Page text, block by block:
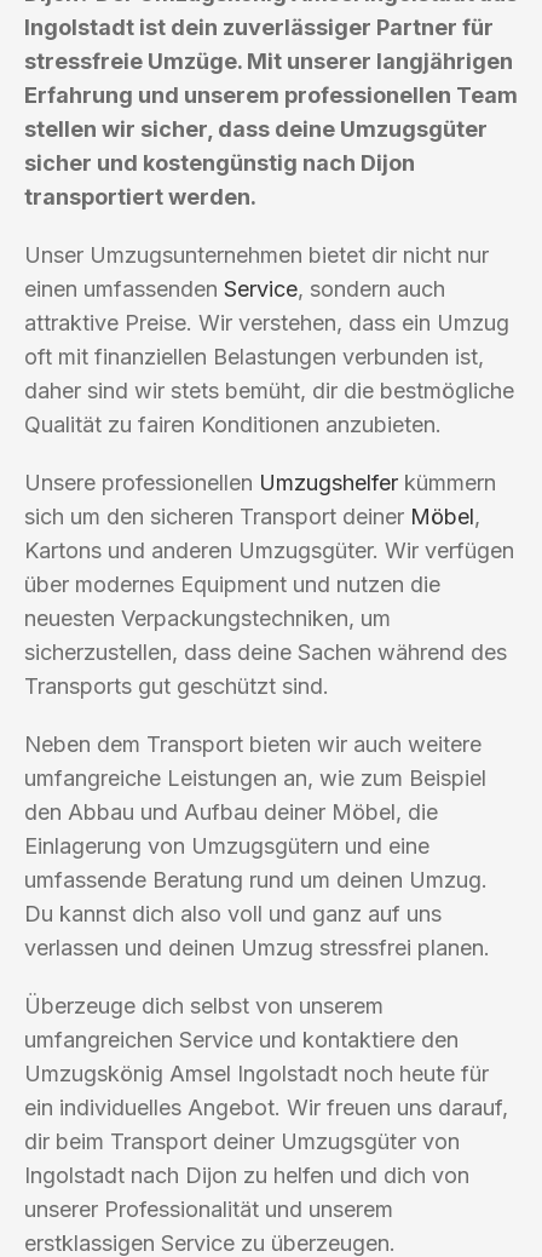
Ingolstadt ist dein zuverlässiger Partner für
stressfreie Umzüge. Mit unserer langjährigen
Erfahrung und unserem professionellen Team
stellen wir sicher, dass deine Umzugsgüter
sicher und kostengünstig nach Dijon
transportiert werden.
Unser Umzugsunternehmen bietet dir nicht nur
einen umfassenden Service, sondern auch
attraktive Preise. Wir verstehen, dass ein Umzug
oft mit finanziellen Belastungen verbunden ist,
daher sind wir stets bemüht, dir die bestmögliche
Qualität zu fairen Konditionen anzubieten.
Unsere professionellen Umzugshelfer kümmern
sich um den sicheren Transport deiner Möbel,
Kartons und anderen Umzugsgüter. Wir verfügen
über modernes Equipment und nutzen die
neuesten Verpackungstechniken, um
sicherzustellen, dass deine Sachen während des
Transports gut geschützt sind.
Neben dem Transport bieten wir auch weitere
umfangreiche Leistungen an, wie zum Beispiel
den Abbau und Aufbau deiner Möbel, die
Einlagerung von Umzugsgütern und eine
umfassende Beratung rund um deinen Umzug.
Du kannst dich also voll und ganz auf uns
verlassen und deinen Umzug stressfrei planen.
Überzeuge dich selbst von unserem
umfangreichen Service und kontaktiere den
Umzugskönig Amsel Ingolstadt noch heute für
ein individuelles Angebot. Wir freuen uns darauf,
dir beim Transport deiner Umzugsgüter von
Ingolstadt nach Dijon zu helfen und dich von
unserer Professionalität und unserem
erstklassigen Service zu überzeugen.